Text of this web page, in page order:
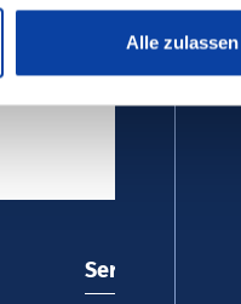
Alle zulassen
Service